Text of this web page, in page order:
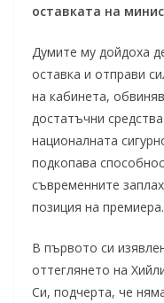
оставката на
Думите му дойдоха
оставка и отправи
на кабинета,
достатъчни
националната
подкопава
съвременните
позиция на премиера.
В първото си
оттеглянето на
Си, подчерта, че